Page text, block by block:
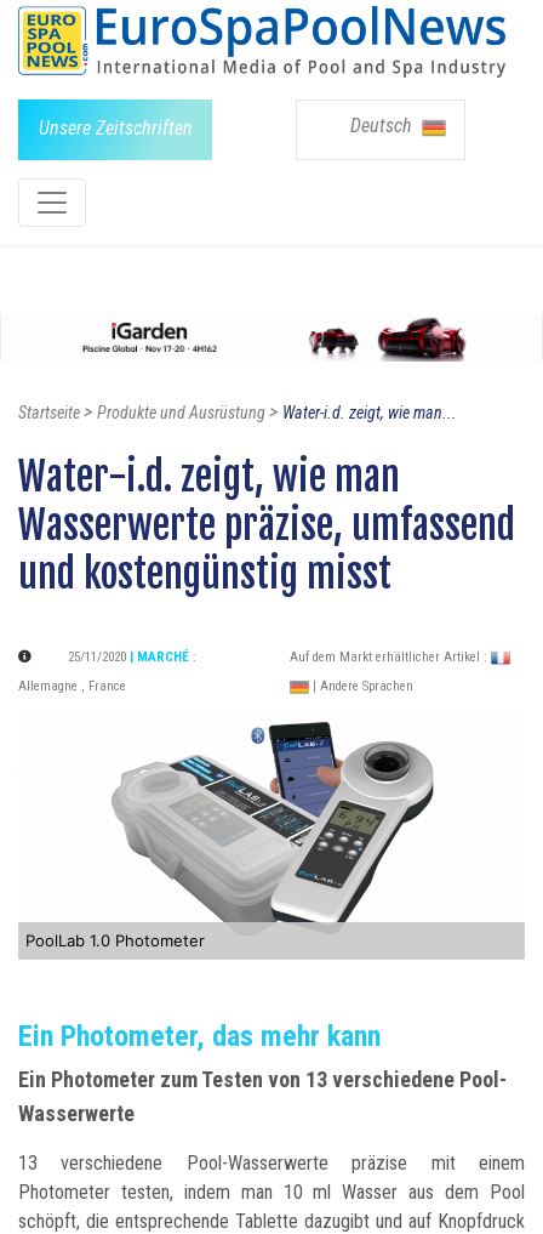
Unsere Zeitschriften Deutsch
Startseite> Produkte und Ausrüstung> Water-i.d. zeigt, wie man...
Water-i.d. zeigt, wie man
Wasserwerte präzise, umfassend
und kostengünstig misst
25/11/2020 | MARCHÉ :
Allemagne , France
Auf dem Markt erhältlicher Artikel :
| Andere Sprachen
PoolLab 1.0 Photometer
Ein Photometer, das mehr kann
Ein Photometer zum Testen von 13 verschiedene Pool-
Wasserwerte
13 verschiedene Pool-Wasserwerte präzise mit einem
Photometer testen, indem man 10 ml Wasser aus dem Pool
schöpft, die entsprechende Tablette dazugibt und auf Knopfdruck